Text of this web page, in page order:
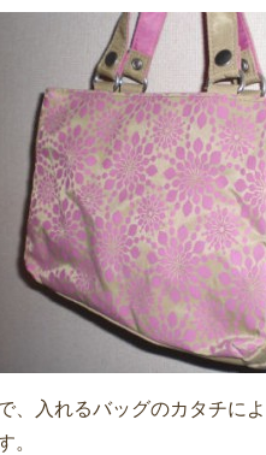
、入れるバッグのカタチに
。